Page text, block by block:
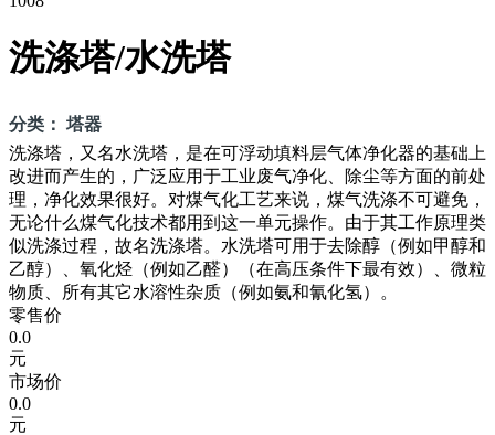
洗涤塔/水洗塔
分类： 塔器
洗涤塔，又名水洗塔，是在可浮动填料层气体净化器的基础上
改进而产生的，广泛应用于工业废气净化、除尘等方面的前处
理，净化效果很好。对煤气化工艺来说，煤气洗涤不可避免，
无论什么煤气化技术都用到这一单元操作。由于其工作原理类
似洗涤过程，故名洗涤塔。水洗塔可用于去除醇（例如甲醇和
乙醇）、氧化烃（例如乙醛）（在高压条件下最有效）、微粒
物质、所有其它水溶性杂质（例如氨和氰化氢）。
零售价
0.0
元
市场价
0.0
元